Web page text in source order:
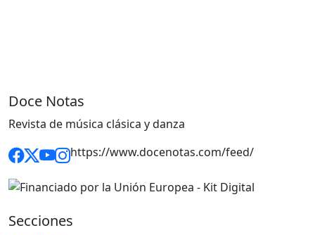
Doce Notas
Revista de música clásica y danza
https://www.docenotas.com/feed/
Secciones